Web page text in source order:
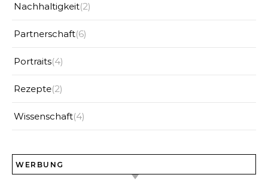
Nachhaltigkeit(2)
Partnerschaft(6)
Portraits(4)
Rezepte(2)
Wissenschaft(4)
WERBUNG